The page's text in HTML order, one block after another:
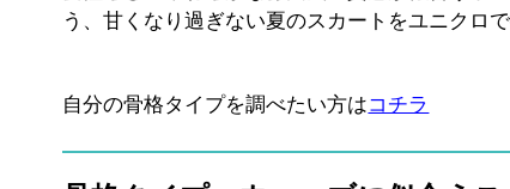
う、甘くなり過ぎない夏のスカートをユニクロで
自分の骨格タイプを調べたい方はコチラ